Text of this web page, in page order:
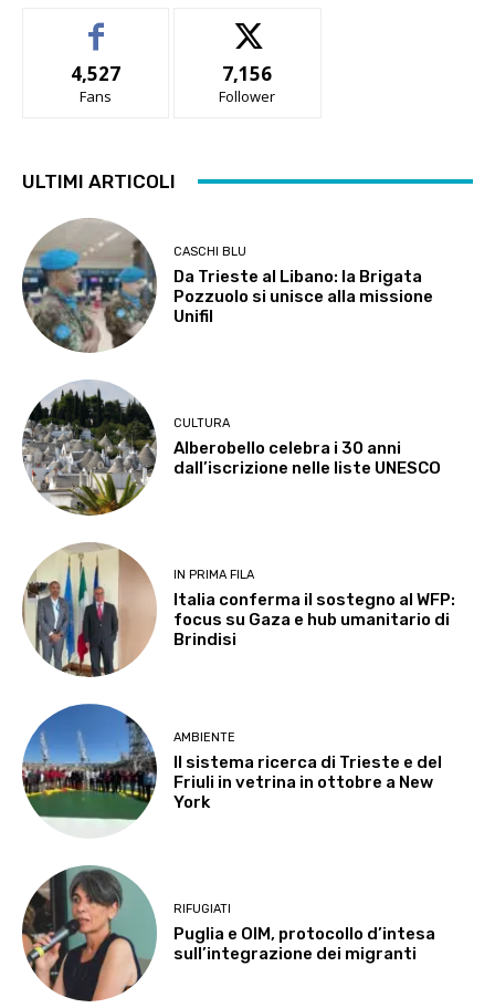
4,527
Fans
7,156
Follower
ULTIMI ARTICOLI
CASCHI BLU
Da Trieste al Libano: la Brigata
Pozzuolo si unisce alla missione
Unifil
CULTURA
Alberobello celebra i 30 anni
dall’iscrizione nelle liste UNESCO
IN PRIMA FILA
Italia conferma il sostegno al WFP:
focus su Gaza e hub umanitario di
Brindisi
AMBIENTE
Il sistema ricerca di Trieste e del
Friuli in vetrina in ottobre a New
York
RIFUGIATI
Puglia e OIM, protocollo d’intesa
sull’integrazione dei migranti